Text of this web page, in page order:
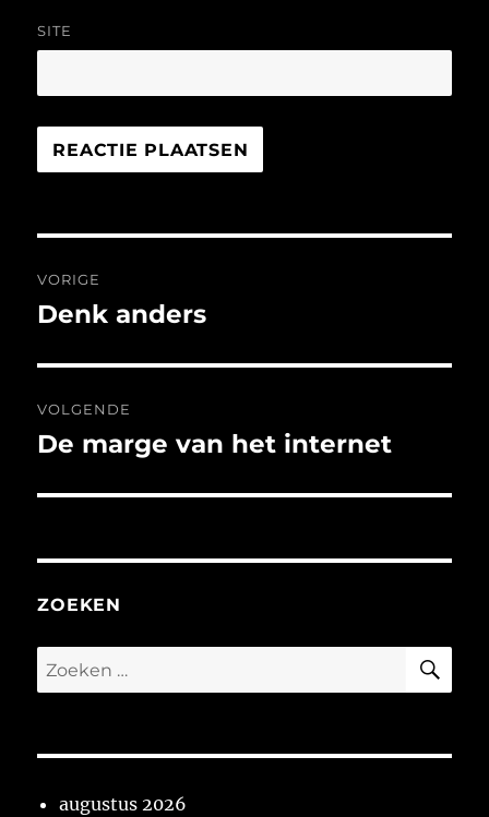
SITE
navigatie
VORIGE
Vorig
Denk anders
VOLGENDE
Volgend
De marge van het internet
ZOEKEN
Zoeken
naar:
augustus 2026